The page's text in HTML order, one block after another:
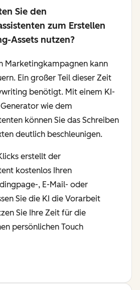
Sie den
zum Erstellen
Assets nutzen?
Marketingkampagnen kann
Ein großer Teil dieser Zeit
benötigt. Mit einem KI-
wie dem
können Sie das Schreiben
deutlich beschleunigen.
erstellt der
kostenlos Ihren
, E-Mail- oder
Sie die KI die Vorarbeit
Sie Ihre Zeit für die
persönlichen Touch